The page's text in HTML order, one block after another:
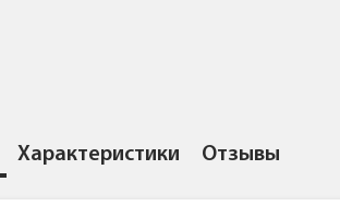
Характеристики Отзывы